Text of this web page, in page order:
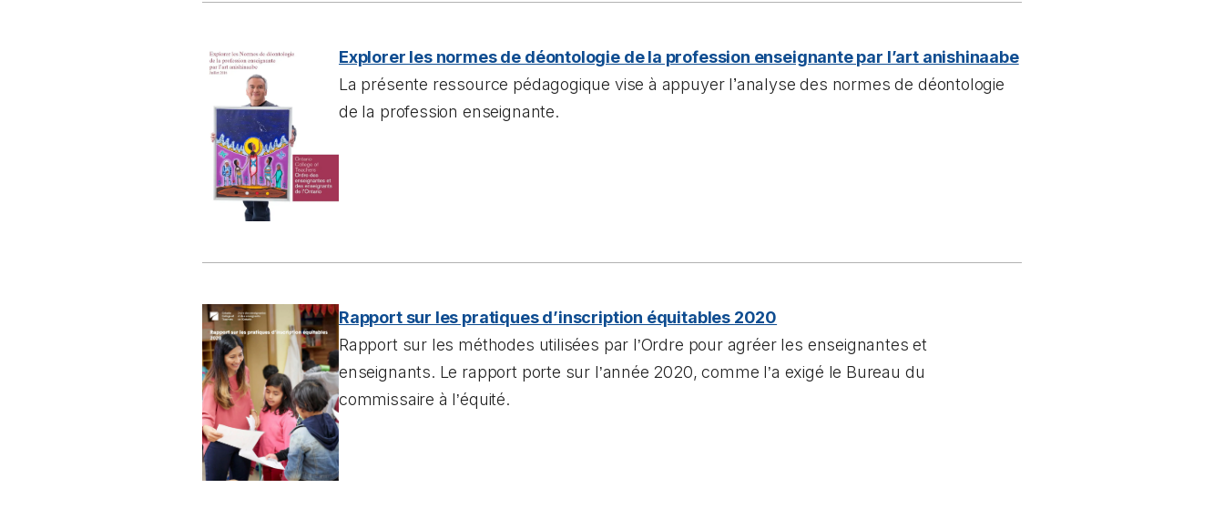
Explorer les normes de déontologie de la profession enseignante par l’art anishinaabe
La présente ressource pédagogique vise à appuyer l’analyse des normes de déontologie
de la profession enseignante.
Rapport sur les pratiques d’inscription équitables 2020
Rapport sur les méthodes utilisées par l’Ordre pour agréer les enseignantes et
enseignants. Le rapport porte sur l’année 2020, comme l’a exigé le Bureau du
commissaire à l’équité.